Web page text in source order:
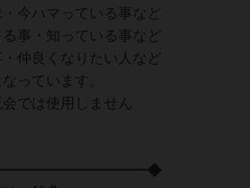
今ハマっている事など
事・知っている事など
仲良くなりたい人など
っています。
では使用しません